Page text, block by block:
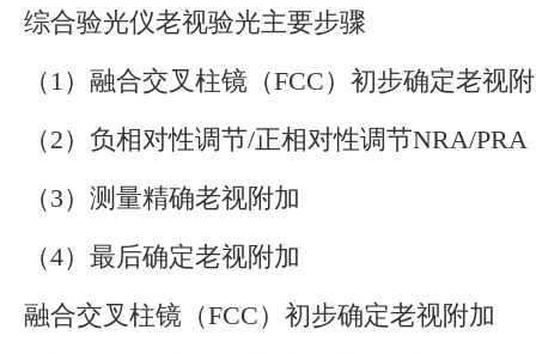
综合验光仪老视验光主要步骤
（1）融合交叉柱镜（FCC）初步确定老视
（2）负相对性调节/正相对性调节NRA/PRA
（3）测量精确老视附加
（4）最后确定老视附加
融合交叉柱镜（FCC）初步确定老视附加